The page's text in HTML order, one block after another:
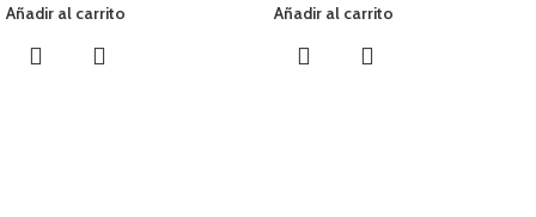
Añadir al carrito Añadir al carrito